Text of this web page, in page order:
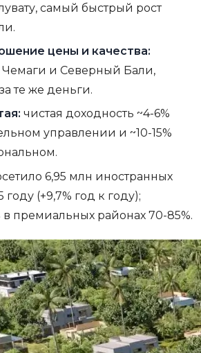
самый быстрый рост
цены и качества:
Чемаги и Северный Бали,
те же деньги.
чистая доходность ~4-6%
управлении и ~10-15%
6,95 млн иностранных
году (+9,7% год к году);
в премиальных районах 70-85%.